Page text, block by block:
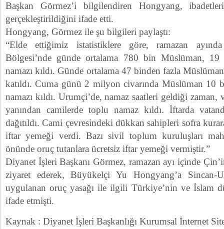
Başkan Görmez’i bilgilendiren Hongyang,
gerçekleştirildiğini ifade etti.
Hongyang, Görmez ile şu bilgileri paylaştı:
“Elde ettiğimiz istatistiklere göre, ramazan
Bölgesi’nde günde ortalama 780 bin Müslüman,
namazı kıldı. Günde ortalama 47 binden fazla
katıldı. Cuma günü 2 milyon civarında Müslüman 10
namazı kıldı. Urumçi’de, namaz saatleri geldiği
yanından camilerde toplu namaz kıldı. İftarda
dağıtıldı. Cami çevresindeki dükkan sahipleri sofra
iftar yemeği verdi. Bazı sivil toplum kuruluşları
önünde oruç tutanlara ücretsiz iftar yemeği vermiştir.”
Diyanet İşleri Başkanı Görmez, ramazan ayı içinde
ziyaret ederek, Büyükelçi Yu Hongyang’a Sincan-
uygulanan oruç yasağı ile ilgili Türkiye’nin ve İslam
ifade etmişti.
Kaynak : Diyanet İşleri Başkanlığı Kurumsal İnternet